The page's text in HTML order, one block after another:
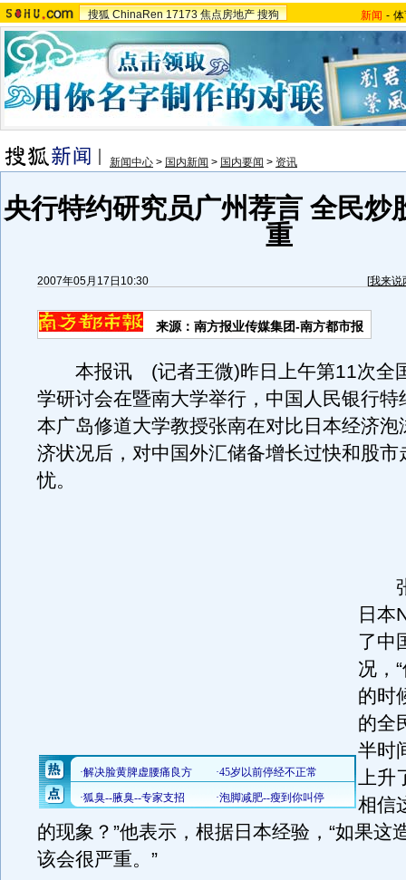
搜狐 ChinaRen 17173 焦点房地产 搜狗 新闻 -
新闻中心 > 国内新闻 > 国内要闻 > 资讯
央行特约研究员广州荐言 全民炒
重
2007年05月17日10:30 [我来说
来源：南方报业传媒集团-南方都市报
本报讯 (记者王微)昨日上午第11次全
学研讨会在暨南大学举行，中国人民银行特
本广岛修道大学教授张南在对比日本经济泡
济状况后，对中国外汇储备增长过快和股市
忧。
张
日本
了中
况，
的时
的全
半时
上升
相信
的现象？”他表示，根据日本经验，“如果这
该会很严重。”